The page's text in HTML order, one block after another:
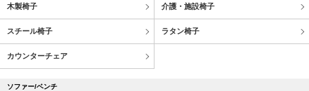
木製椅子 介護・施設椅子
スチール椅子 ラタン椅子
カウンターチェア
ソファー/ベンチ